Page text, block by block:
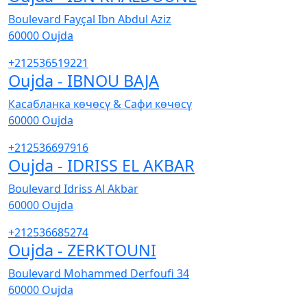
Boulevard Fayçal Ibn Abdul Aziz
60000 Oujda
+212536519221
Oujda - IBNOU BAJA
Касабланка көчөсү & Сафи көчөсү
60000 Oujda
+212536697916
Oujda - IDRISS EL AKBAR
Boulevard Idriss Al Akbar
60000 Oujda
+212536685274
Oujda - ZERKTOUNI
Boulevard Mohammed Derfoufi 34
60000 Oujda